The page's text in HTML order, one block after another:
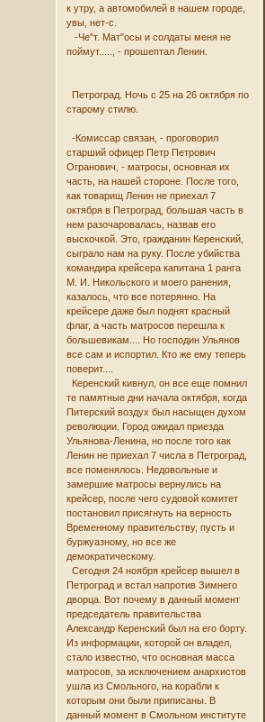
к утру, а автомобилей в нашем городе,
увы, нет-с.
-Че"т. Мат"осы и солдаты меня не
поймут....., - прошептал Ленин.
Петроград. Ночь с 25 на 26 октября по
старому стилю.
-Комиссар связан, - проговорил
старший офицер Петр Петрович
Огранович, - матросы, основная их
часть, на нашей стороне. После того,
как товарищ Ленин не приехал 7
октября в Петроград, большая часть в
нем разочаровалась, назвав его
выскочкой. Это, гражданин Керенский,
сыграло нам на руку. После убийства
командира крейсера капитана 1 ранга
М. И. Никольского и моего ранения,
казалось, что все потерянно. На
крейсере даже был поднят красный
флаг, а часть матросов перешла к
большевикам.... Но господин Ульянов
все сам и испортил. Кто же ему теперь
поверит....
Керенский кивнул, он все еще помнил
те памятные дни начала октября, когда
Питерский воздух был насыщен духом
революции. Город ожидал приезда
Ульянова-Ленина, но после того как
Ленин не приехал 7 числа в Петроград,
все поменялось. Недовольные и
замершие матросы вернулись на
крейсер, после чего судовой комитет
постановил присягнуть на верность
Временному правительству, пусть и
буржуазному, но все же
демократическому.
Сегодня 24 ноября крейсер вышел в
Петроград и встал напротив Зимнего
дворца. Вот почему в данный момент
председатель правительства
Александр Керенский был на его борту.
Из информации, которой он владел,
стало известно, что основная масса
матросов, за исключением анархистов
ушла из Смольного, на корабли к
которым они были приписаны. В
данный момент в Смольном институте